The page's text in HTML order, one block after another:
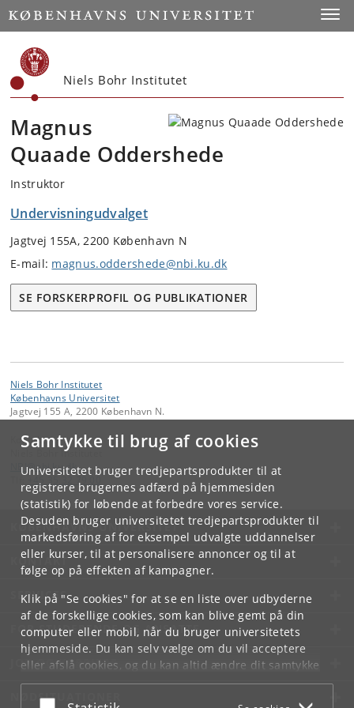
Samtykke til brug af cookies
Universitetet bruger tredjepartsprodukter til at
registrere brugernes adfærd på hjemmesiden
(statistik) for løbende at forbedre vores service.
Desuden bruger universitetet tredjepartsprodukter til
markedsføring af for eksempel udvalgte uddannelser
eller kurser, til at personalisere annoncer og til at
følge op på effekten af kampagner.
Klik på "Se cookies" for at se en liste over udbyderne
af de forskellige cookies, som kan blive gemt på din
computer eller mobil, når du bruger universitetets
hjemmeside. Du kan selv vælge om du vil acceptere
eller afslå cookies, og du kan altid ændre dit samtykke
underCookie- og privatlivspolitiksom du finder i
bunden af hver side.
Start
Niels Bohr Institutet
Magnus
Quaade Oddershede
Instruktor
Undervisningudvalget
Jagtvej 155A, 2200 København N
E-mail: magnus.oddershede@nbi.ku.dk
SE FORSKERPROFIL OG PUBLIKATIONER
Niels Bohr Institutet
Københavns Universitet
Jagtvej 155 A, 2200 København N.
Kontakt:
Niels Bohr Institutet
NBI@ nbi ku.dk
KØBENHAVNS UNIVERSITET
KONTAKT
SERVICES
FOR STUDERENDE OG ANSATTE
JOB OG KARRIERE
NØDSITUATIONER